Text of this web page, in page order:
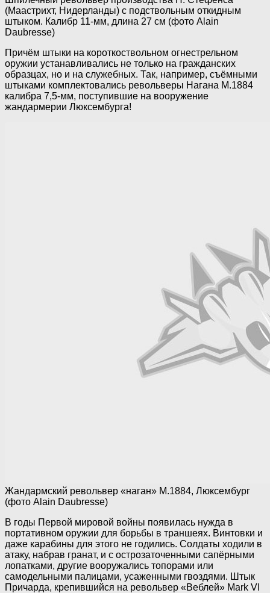
(Маастрихт, Нидерланды) с подствольным откидным
штыком. Калибр 11-мм, длина 27 см (фото Alain
Daubresse)
Причём штыки на короткоствольном огнестрельном
оружии устанавливались не только на гражданских
образцах, но и на служебных. Так, например, съёмными
штыками комплектовались револьверы Нагана М.1884
калибра 7,5-мм, поступившие на вооружение
жандармерии Люксембурга!
Жандармский револьвер «наган» М.1884, Люксембург
(фото Alain Daubresse)
В годы Первой мировой войны появилась нужда в
портативном оружии для борьбы в траншеях. Винтовки и
даже карабины для этого не годились. Солдаты ходили в
атаку, набрав гранат, и с острозаточенными сапёрными
лопатками, другие вооружались топорами или
самодельными палицами, усаженными гвоздями. Штык
Причарда, крепившийся на револьвер «Веблей» Mark VI